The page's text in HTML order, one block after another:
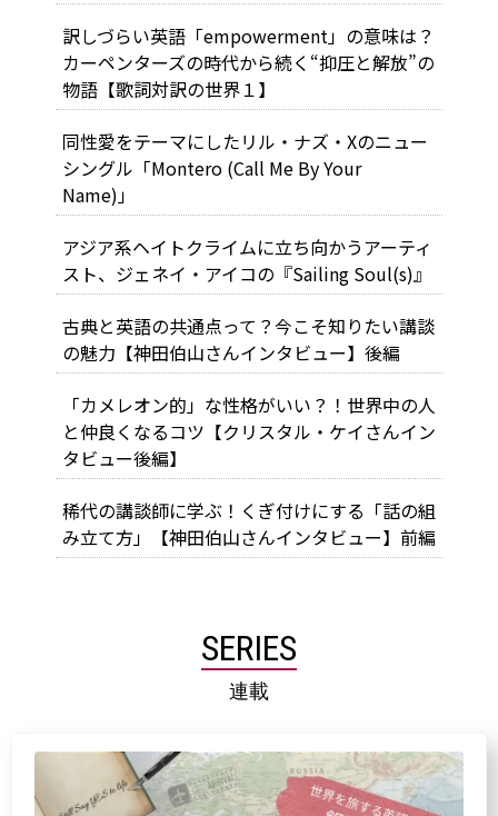
訳しづらい英語「empowerment」の意味は？
カーペンターズの時代から続く“抑圧と解放”の
物語【歌詞対訳の世界１】
同性愛をテーマにしたリル・ナズ・Xのニュー
シングル「Montero (Call Me By Your
Name)」
アジア系ヘイトクライムに立ち向かうアーティ
スト、ジェネイ・アイコの『Sailing Soul(s)』
古典と英語の共通点って？今こそ知りたい講談
の魅力【神田伯山さんインタビュー】後編
「カメレオン的」な性格がいい？！世界中の人
と仲良くなるコツ【クリスタル・ケイさんイン
タビュー後編】
稀代の講談師に学ぶ！くぎ付けにする「話の組
み立て方」【神田伯山さんインタビュー】前編
SERIES
連載